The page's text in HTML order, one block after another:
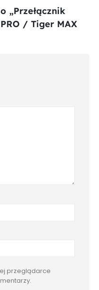
„Przełącznik
/ Tiger MAX
przeglądarce